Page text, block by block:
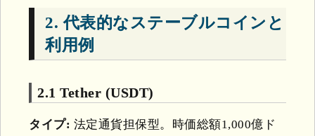
2. 代表的なステーブルコインと
利用例
2.1 Tether (USDT)
タイプ: 法定通貨担保型。時価総額1,000億ド